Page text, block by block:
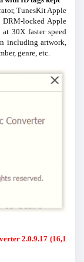
TunesKit Apple
locked Apple
30X faster speed
including artwork,
genre, etc.
2.0.9.17 (16,1